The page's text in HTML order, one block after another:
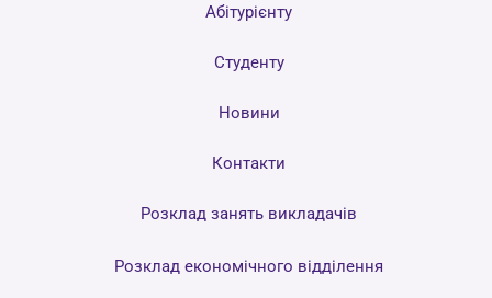
Абітурієнту
Студенту
Новини
Контакти
Розклад занять викладачів
Розклад економічного відділення